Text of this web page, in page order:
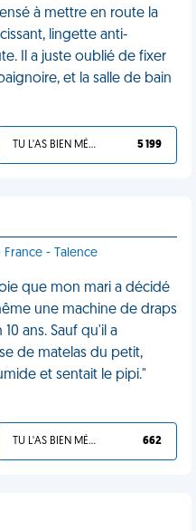
à mettre en route la
lingette anti-
Il a juste oublié de fixer
et la salle de bain
TU L'AS BIEN MÉRITÉ 5 199
France - Talence
que mon mari a décidé
une machine de draps
ans. Sauf qu'il a
de matelas du petit,
et sentait le pipi."
TU L'AS BIEN MÉRITÉ 662